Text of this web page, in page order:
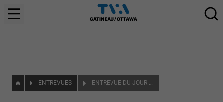
ENTREVUES ENTREVUE DU JOUR – 25 ANS POUR LA MAISON MATHIEU-FROMENT-SAVOIE